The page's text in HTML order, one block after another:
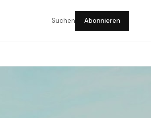
Suchen Abonnieren